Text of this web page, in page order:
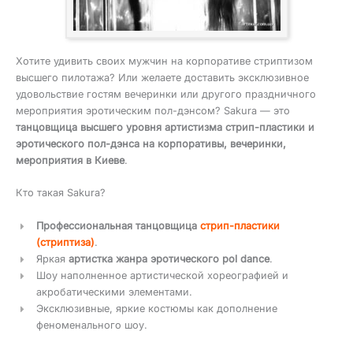
Хотите удивить своих мужчин на корпоративе стриптизом
высшего пилотажа? Или желаете доставить эксклюзивное
удовольствие гостям вечеринки или другого праздничного
мероприятия эротическим пол-дэнсом? Sakura — это
танцовщица высшего уровня артистизма стрип-пластики и
эротического пол-дэнса на корпоративы, вечеринки,
мероприятия в Киеве.
Кто такая Sakura?
Профессиональная танцовщица стрип-пластики
(стриптиза).
Яркая артистка жанра эротического pol dance.
Шоу наполненное артистической хореографией и
акробатическими элементами.
Эксклюзивные, яркие костюмы как дополнение
феноменального шоу.